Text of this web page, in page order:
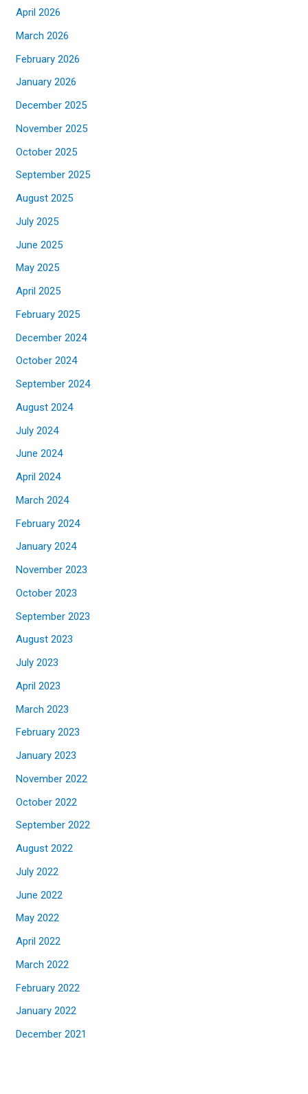
April 2026
March 2026
February 2026
January 2026
December 2025
November 2025
October 2025
September 2025
August 2025
July 2025
June 2025
May 2025
April 2025
February 2025
December 2024
October 2024
September 2024
August 2024
July 2024
June 2024
April 2024
March 2024
February 2024
January 2024
November 2023
October 2023
September 2023
August 2023
July 2023
April 2023
March 2023
February 2023
January 2023
November 2022
October 2022
September 2022
August 2022
July 2022
June 2022
May 2022
April 2022
March 2022
February 2022
January 2022
December 2021